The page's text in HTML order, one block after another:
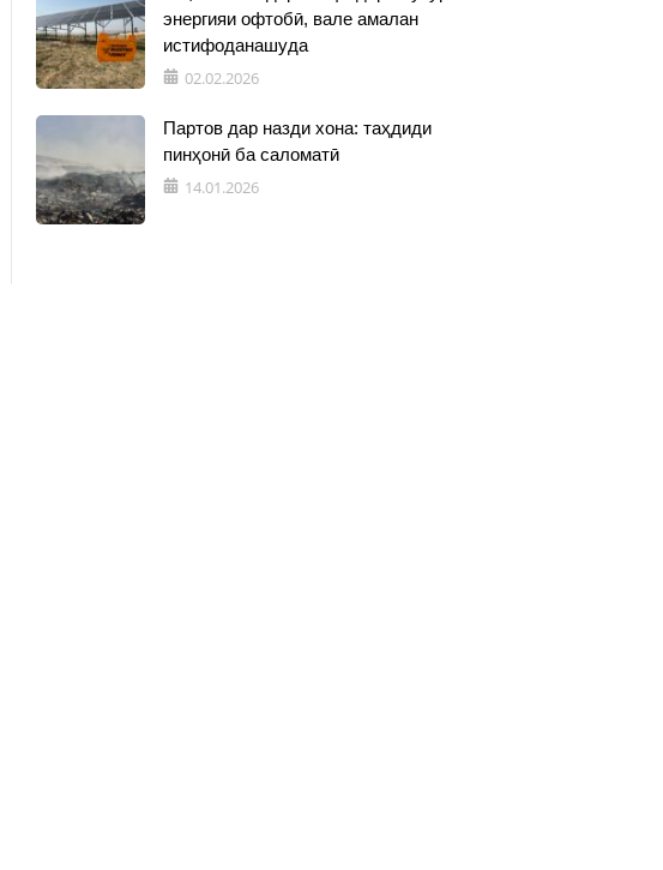
энергияи офтобӣ, вале амалан
истифоданашуда
02.02.2026
Партов дар назди хона: таҳдиди
пинҳонӣ ба саломатӣ
14.01.2026